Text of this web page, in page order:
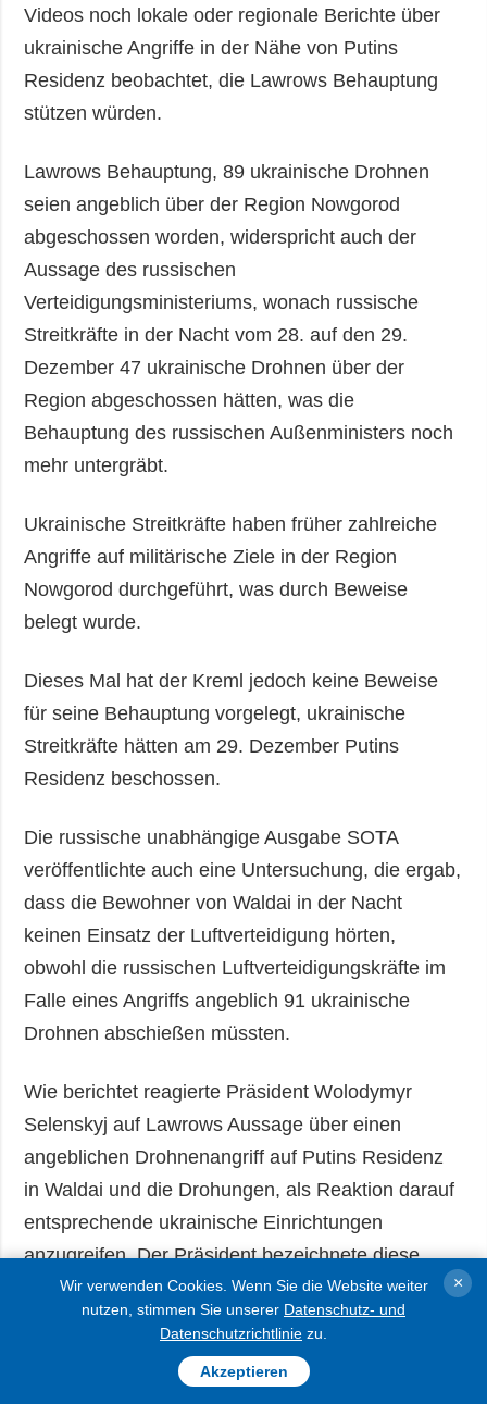
Videos noch lokale oder regionale Berichte über
ukrainische Angriffe in der Nähe von Putins
Residenz beobachtet, die Lawrows Behauptung
stützen würden.
Lawrows Behauptung, 89 ukrainische Drohnen
seien angeblich über der Region Nowgorod
abgeschossen worden, widerspricht auch der
Aussage des russischen
Verteidigungsministeriums, wonach russische
Streitkräfte in der Nacht vom 28. auf den 29.
Dezember 47 ukrainische Drohnen über der
Region abgeschossen hätten, was die
Behauptung des russischen Außenministers noch
mehr untergräbt.
Ukrainische Streitkräfte haben früher zahlreiche
Angriffe auf militärische Ziele in der Region
Nowgorod durchgeführt, was durch Beweise
belegt wurde.
Dieses Mal hat der Kreml jedoch keine Beweise
für seine Behauptung vorgelegt, ukrainische
Streitkräfte hätten am 29. Dezember Putins
Residenz beschossen.
Die russische unabhängige Ausgabe SOTA
veröffentlichte auch eine Untersuchung, die ergab,
dass die Bewohner von Waldai in der Nacht
keinen Einsatz der Luftverteidigung hörten,
obwohl die russischen Luftverteidigungskräfte im
Falle eines Angriffs angeblich 91 ukrainische
Drohnen abschießen müssten.
Wie berichtet reagierte Präsident Wolodymyr
Selenskyj auf Lawrows Aussage über einen
angeblichen Drohnenangriff auf Putins Residenz
in Waldai und die Drohungen, als Reaktion darauf
entsprechende ukrainische Einrichtungen
anzugreifen. Der Präsident bezeichnete diese
Aussagen angesichts der Fortschritte in den
ukrainisch-amerikanischen Verhandlungen als
Lüge. „Ein Angriff auf die Hauptstadt könnte
erfolgen. Vor allem, dass dieser Mensch, wenn
Wir verwenden Cookies. Wenn Sie die Website weiter
nutzen, stimmen Sie unserer Datenschutz- und
Datenschutzrichtlinie zu.
Akzeptieren
×